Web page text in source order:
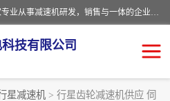
上海精晟邦机电科技有限公司是一家专业从事减速机研发，销售与一体的企业。公司拥有资深技术人员和技术团队服务人才，致力于为广大客户提供专业，细致的产品服务。主营产品有：中型减速电机，微型调速电机，精密行星减速机，蜗轮蜗杆减速机，RFKS四大系列减速机，SKM双曲面齿轮减速机，齿轮减速电机，行星减速机，防爆电机，变频器等系列；产品广泛用于汽车，船舶，能源，环保，包装，物流等领域，欢迎咨询。
技有限公司
星减速机 > 行星齿轮减速机供应 伺